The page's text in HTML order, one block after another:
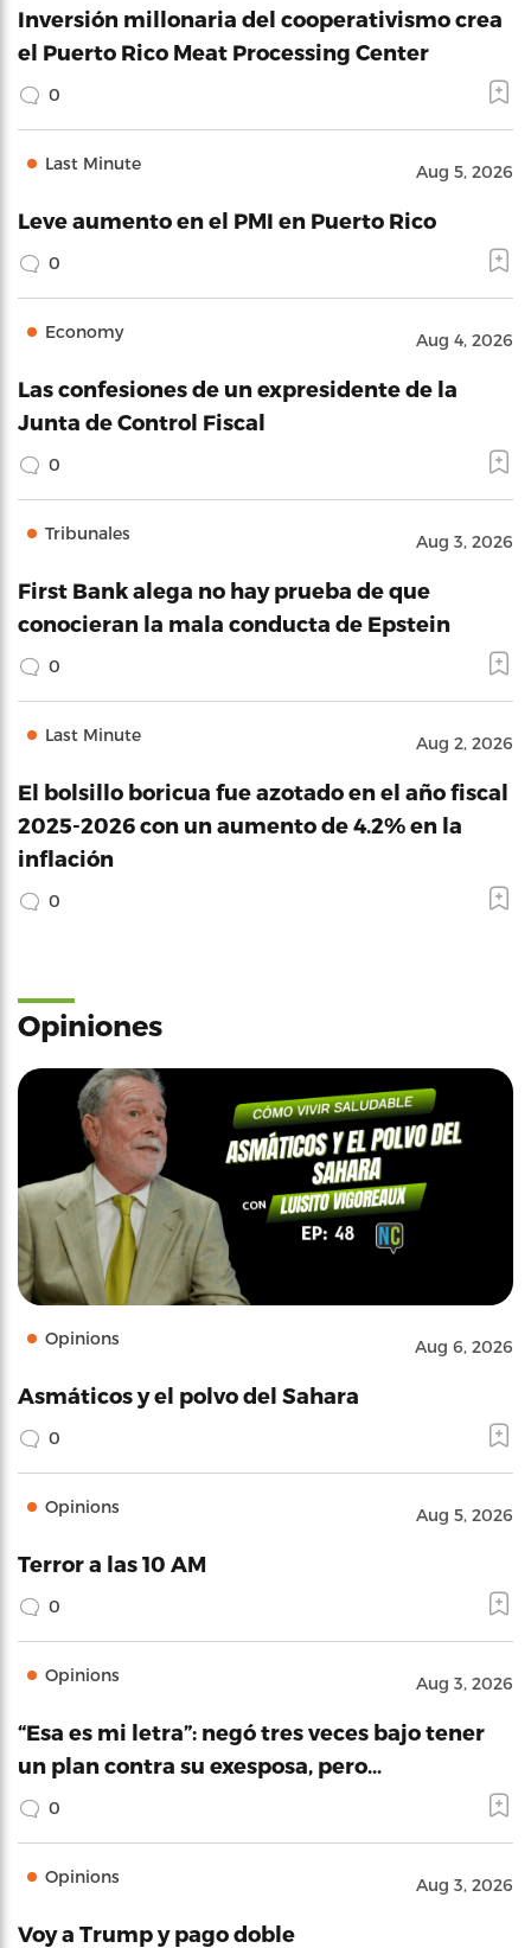
Inversión millonaria del cooperativismo crea
el Puerto Rico Meat Processing Center
0
Last Minute Aug 5, 2026
Leve aumento en el PMI en Puerto Rico
0
Economy Aug 4, 2026
Las confesiones de un expresidente de la
Junta de Control Fiscal
0
Tribunales Aug 3, 2026
First Bank alega no hay prueba de que
conocieran la mala conducta de Epstein
0
Last Minute Aug 2, 2026
El bolsillo boricua fue azotado en el año fiscal
2025-2026 con un aumento de 4.2% en la
inflación
0
Opiniones
Opinions Aug 6, 2026
Asmáticos y el polvo del Sahara
0
Opinions Aug 5, 2026
Terror a las 10 AM
0
Opinions Aug 3, 2026
“Esa es mi letra”: negó tres veces bajo tener
un plan contra su exesposa, pero…
0
Opinions Aug 3, 2026
Voy a Trump y pago doble